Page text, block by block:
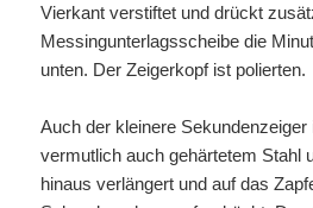
Vierkant verstiftet und drückt
Messingunterlagsscheibe die
unten. Der Zeigerkopf ist polierten.
Auch der kleinere Sekundenzeiger
vermutlich auch gehärtetem Stahl
hinaus verlängert und auf das